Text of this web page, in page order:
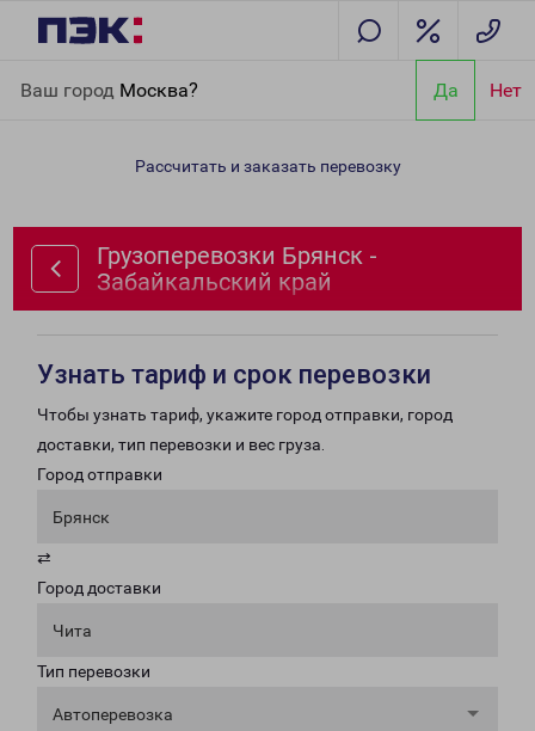
Ваш город Москва? Да Нет
Забайкальский край
Рассчитать и заказать перевозку
Грузоперевозки Брянск -
Забайкальский край
Узнать тариф и срок перевозки
Чтобы узнать тариф, укажите город отправки, город
доставки, тип перевозки и вес груза.
Город отправки
Брянск
⇄
Город доставки
Чита
Тип перевозки
Автоперевозка